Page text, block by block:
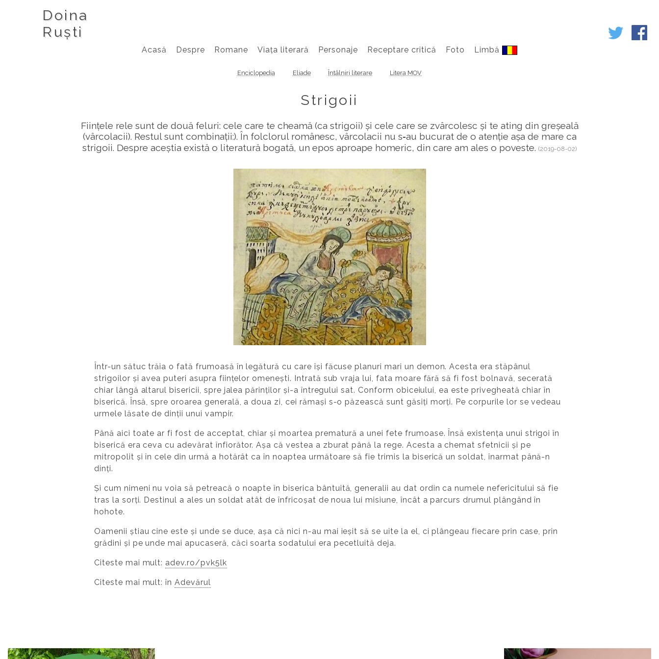
Doina
Ruști
Acasă Despre Romane Viața literară Personaje Receptare critică Foto Limbă
Enciclopedia Eliade Întâlniri literare Litera MOV
Strigoii
Ființele rele sunt de două feluri: cele care te cheamă (ca strigoii) și cele care se zvârcolesc și te ating din greșeală
(vârcolacii). Restul sunt combinații:). În folclorul românesc, vârcolacii nu s‑au bucurat de o atenție așa de mare ca
strigoii. Despre aceștia există o literatură bogată, un epos aproape homeric, din care am ales o poveste. (2019-08-02)
Într-un sătuc trăia o fată frumoasă în legătură cu care își făcuse planuri mari un demon. Acesta era stăpânul
strigoilor și avea puteri asupra ființelor omenești. Intrată sub vraja lui, fata moare fără să fi fost bolnavă, secerată
chiar lângă altarul bisericii, spre jalea părinților și-a întregului sat. Conform obiceiului, ea este privegheată chiar în
biserică. Însă, spre oroarea generală, a doua zi, cei rămași s-o păzească sunt găsiți morți. Pe corpurile lor se vedeau
urmele lăsate de dinții unui vampir.
Până aici toate ar fi fost de acceptat, chiar și moartea prematură a unei fete frumoase. Însă existența unui strigoi în
biserică era ceva cu adevărat înfiorător. Așa că vestea a zburat până la rege. Acesta a chemat sfetnicii și pe
mitropolit și în cele din urmă a hotărât ca în noaptea următoare să fie trimis la biserică un soldat, înarmat până-n
dinți.
Și cum nimeni nu voia să petreacă o noapte în biserica bântuită, generalii au dat ordin ca numele nefericitului să fie
tras la sorți. Destinul a ales un soldat atât de înfricoșat de noua lui misiune, încât a parcurs drumul plângând în
hohote.
Oamenii știau cine este și unde se duce, așa că nici n-au mai ieșit să se uite la el, ci plângeau fiecare prin case, prin
grădini și pe unde mai apucaseră, căci soarta sodatului era pecetluită deja.
Citeste mai mult: adev.ro/pvk5lk
Citeste mai mult: înAdevărul